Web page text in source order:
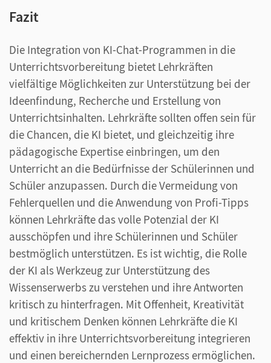
Fazit
Die Integration von KI-Chat-Programmen in die
Unterrichtsvorbereitung bietet Lehrkräften
vielfältige Möglichkeiten zur Unterstützung bei der
Ideenfindung, Recherche und Erstellung von
Unterrichtsinhalten. Lehrkräfte sollten offen sein für
die Chancen, die KI bietet, und gleichzeitig ihre
pädagogische Expertise einbringen, um den
Unterricht an die Bedürfnisse der Schülerinnen und
Schüler anzupassen. Durch die Vermeidung von
Fehlerquellen und die Anwendung von Profi-Tipps
können Lehrkräfte das volle Potenzial der KI
ausschöpfen und ihre Schülerinnen und Schüler
bestmöglich unterstützen. Es ist wichtig, die Rolle
der KI als Werkzeug zur Unterstützung des
Wissenserwerbs zu verstehen und ihre Antworten
kritisch zu hinterfragen. Mit Offenheit, Kreativität
und kritischem Denken können Lehrkräfte die KI
effektiv in ihre Unterrichtsvorbereitung integrieren
und einen bereichernden Lernprozess ermöglichen.